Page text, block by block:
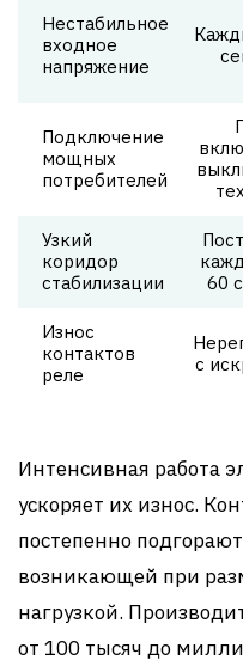
Нестабильное
входное
напряжение
Подключение
мощных
потребителей
Узкий
коридор
стабилизации
60
Износ
контактов
реле
с
Интенсивная работа
ускоряет их износ.
постепенно
возникающей при
нагрузкой.
от 100 тысяч до